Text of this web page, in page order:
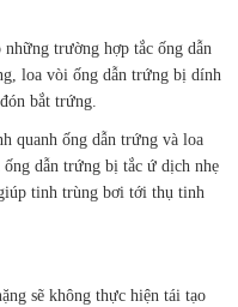
trường hợp tắc ống dẫn
loa vòi ống dẫn trứng bị dính
bắt trứng.
quanh ống dẫn trứng và loa
dẫn trứng bị tắc ứ dịch nhẹ
tinh trùng bơi tới thụ tinh
sẽ không thực hiện tái tạo